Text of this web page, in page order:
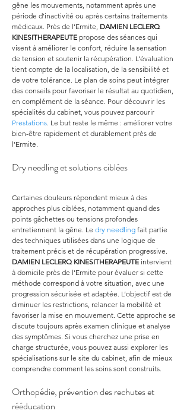
gêne les mouvements, notamment après une
période d’inactivité ou après certains traitements
médicaux. Près de l’Ermite, DAMIEN LECLERQ
KINESITHERAPEUTE propose des séances qui
visent à améliorer le confort, réduire la sensation
de tension et soutenir la récupération. L’évaluation
tient compte de la localisation, de la sensibilité et
de votre tolérance. Le plan de soins peut intégrer
des conseils pour favoriser le résultat au quotidien,
en complément de la séance. Pour découvrir les
spécialités du cabinet, vous pouvez parcourir
Prestations. Le but reste le même : améliorer votre
bien-être rapidement et durablement près de
l’Ermite.
Dry needling et solutions ciblées
Certaines douleurs répondent mieux à des
approches plus ciblées, notamment quand des
points gâchettes ou tensions profondes
entretiennent la gêne. Le dry needling fait partie
des techniques utilisées dans une logique de
traitement précis et de récupération progressive.
DAMIEN LECLERQ KINESITHERAPEUTE intervient
à domicile près de l’Ermite pour évaluer si cette
méthode correspond à votre situation, avec une
progression sécurisée et adaptée. L’objectif est de
diminuer les restrictions, relancer la mobilité et
favoriser la mise en mouvement. Cette approche se
discute toujours après examen clinique et analyse
des symptômes. Si vous cherchez une prise en
charge structurée, vous pouvez aussi explorer les
spécialisations sur le site du cabinet, afin de mieux
comprendre comment les soins sont construits.
Orthopédie, prévention des rechutes et
rééducation